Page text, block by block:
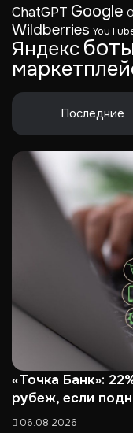
ChatGPT Google
Wildberries
Яндекс
Последние
«Точка Банк»:
рубеж, если
06.08.2026